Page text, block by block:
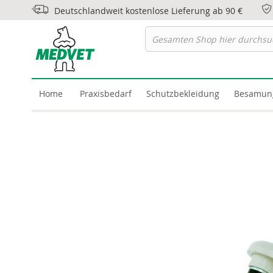
Deutschlandweit kostenlose Lieferung ab 90 €
Home Praxisbedarf Schutzbekleidung